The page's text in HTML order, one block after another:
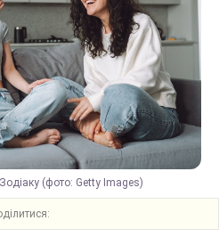
Зодіаку (фото: Getty Images)